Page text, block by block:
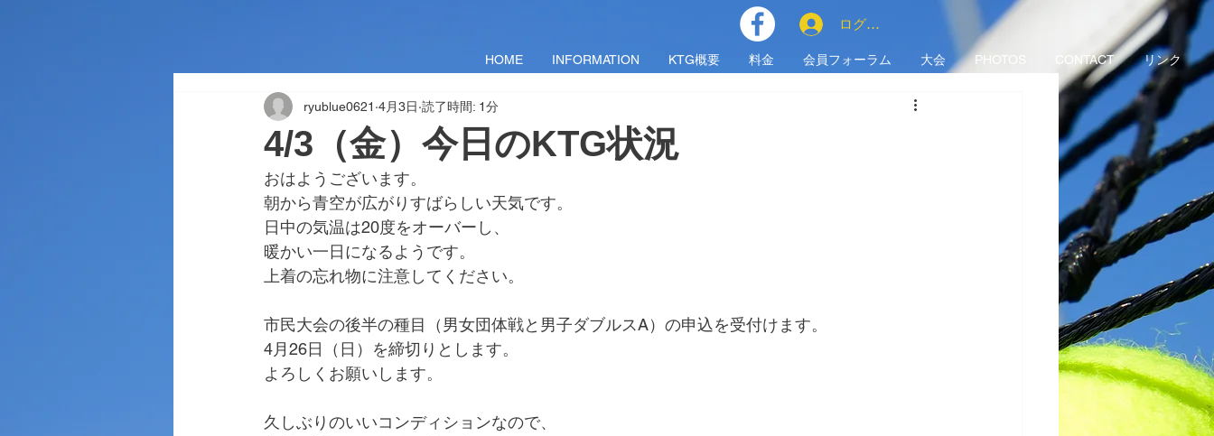
HOME INFORMATION KTG概要 料金 会員フォーラム 大会 PHOTOS CONTACT リンク
ログイン
4/3（金）今日のKTG状況
ryublue0621 4月3日 読了時間: 1分
おはようございます。
朝から青空が広がりすばらしい天気です。
日中の気温は20度をオーバーし、
暖かい一日になるようです。
上着の忘れ物に注意してください。
市民大会の後半の種目（男女団体戦と男子ダブルスA）の申込を受付けます。
4月26日（日）を締切りとします。
よろしくお願いします。
久しぶりのいいコンディションなので、